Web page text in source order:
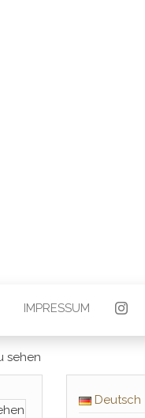
IMPRESSUM
sehen
Deutsch